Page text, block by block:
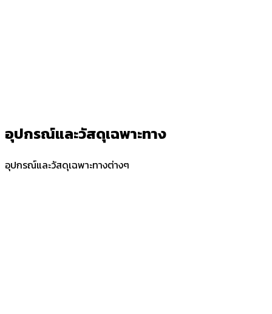
อุปกรณ์และวัสดุเฉพาะทาง
อุปกรณ์และวัสดุเฉพาะทางต่างๆ